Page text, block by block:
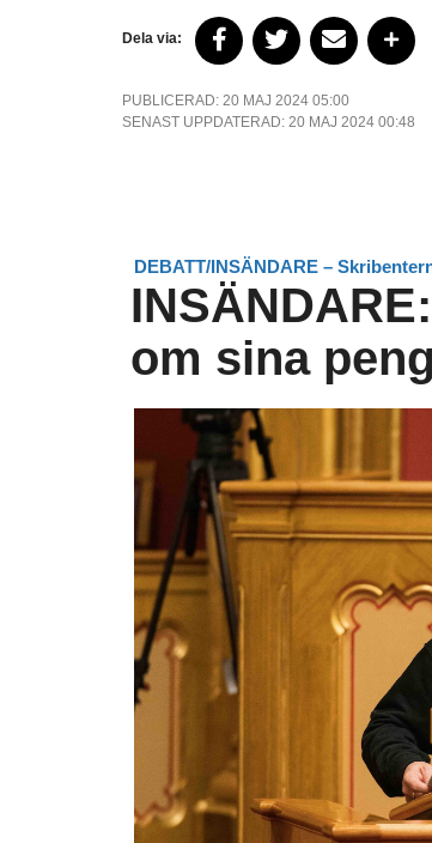
Dela via:
PUBLICERAD: 20 MAJ 2024 05:00
SENAST UPPDATERAD: 20 MAJ 2024 00:48
DEBATT/INSÄNDARE –
om sina